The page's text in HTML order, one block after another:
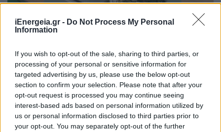
iEnergeia.gr - Do Not Process My Personal
Information
If you wish to opt-out of the sale, sharing to third parties, or
processing of your personal or sensitive information for
targeted advertising by us, please use the below opt-out
section to confirm your selection. Please note that after your
opt-out request is processed you may continue seeing
interest-based ads based on personal information utilized by
us or personal information disclosed to third parties prior to
your opt-out. You may separately opt-out of the further
ΑΝΑΝΕΩΣΙΜΕΣ ΠΗΓΕΣ ΕΝΕΡΓΕΙΑΣ
αναδεικνύει τις νέες λύσεις για
φωτοβολταϊκά και συστήματα αποθήκευση
ενέργειας
19/03/2026 - 10:43